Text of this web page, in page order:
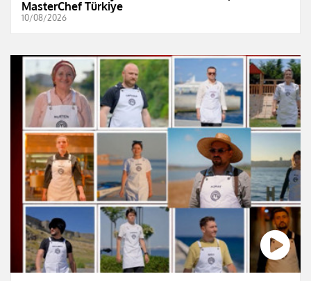
MasterChef Türkiye
10/08/2026